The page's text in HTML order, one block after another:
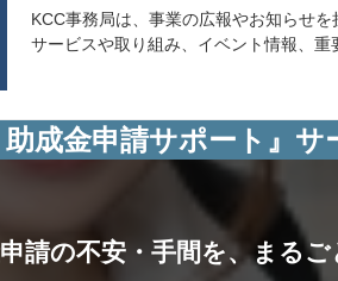
KCC事務局は、事業の広報やお知らせを
サービスや取り組み、イベント情報、重
助成金申請サポート』サ
請の不安・手間を、まるご